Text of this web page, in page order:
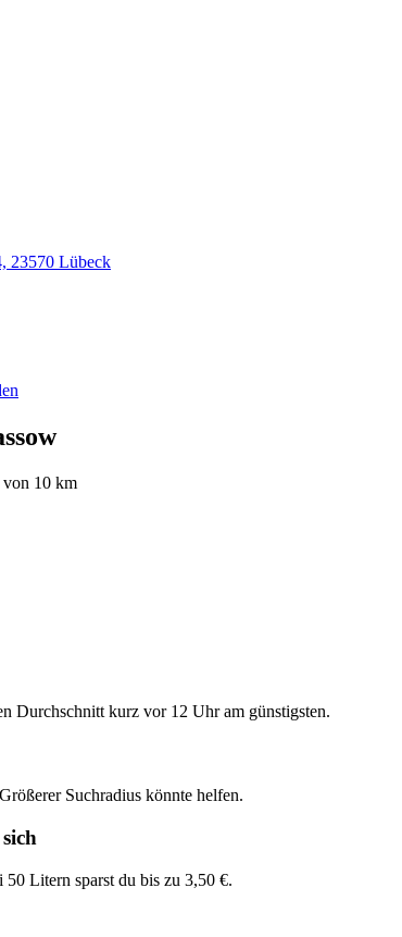
23570 Lübeck
10 km
Durchschnitt kurz vor 12 Uhr am günstigsten.
Suchradius könnte helfen.
50 Litern sparst du bis zu 3,50 €.